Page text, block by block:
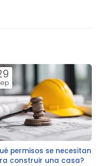
permisos se necesitan
construir una casa?